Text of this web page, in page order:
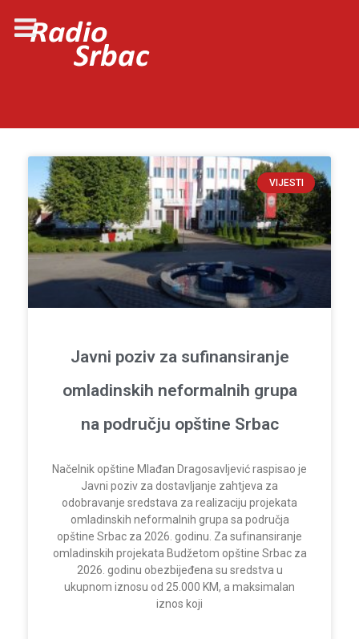
VIJESTI
Javni poziv za sufinansiranje
omladinskih neformalnih grupa
na području opštine Srbac
Načelnik opštine Mlađan Dragosavljević raspisao je
Javni poziv za dostavljanje zahtjeva za
odobravanje sredstava za realizaciju projekata
omladinskih neformalnih grupa sa područja
opštine Srbac za 2026. godinu. Za sufinansiranje
omladinskih projekata Budžetom opštine Srbac za
2026. godinu obezbijeđena su sredstva u
ukupnom iznosu od 25.000 KM, a maksimalan
iznos koji